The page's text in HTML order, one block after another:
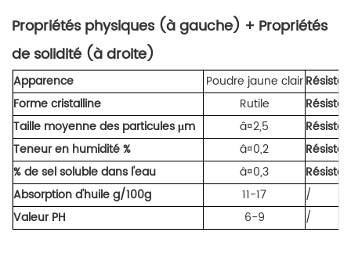
Propriétés physiques (à gauche) + Propriétés
de solidité (à droite)
Apparence Poudre jaune clair
Forme cristalline
Rutile
Taille moyenne des particules μm
â¤2,5
Teneur en humidité %
â¤0,2
% de sel soluble dans l'eau
â¤0,3
Absorption d'huile g/100g
11-17
/
Valeur PH
6-9 /